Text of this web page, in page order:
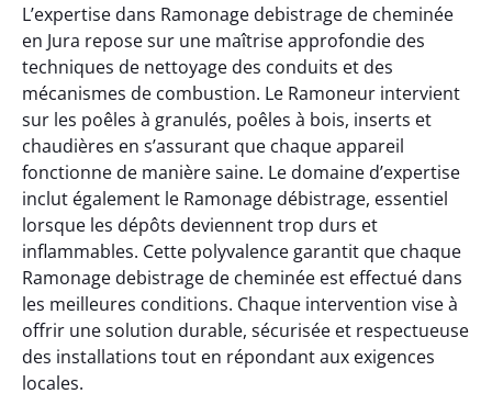
L’expertise dans Ramonage debistrage de cheminée
en Jura repose sur une maîtrise approfondie des
techniques de nettoyage des conduits et des
mécanismes de combustion. Le Ramoneur intervient
sur les poêles à granulés, poêles à bois, inserts et
chaudières en s’assurant que chaque appareil
fonctionne de manière saine. Le domaine d’expertise
inclut également le Ramonage débistrage, essentiel
lorsque les dépôts deviennent trop durs et
inflammables. Cette polyvalence garantit que chaque
Ramonage debistrage de cheminée est effectué dans
les meilleures conditions. Chaque intervention vise à
offrir une solution durable, sécurisée et respectueuse
des installations tout en répondant aux exigences
locales.